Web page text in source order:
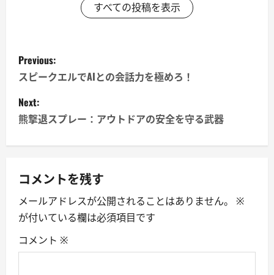
すべての投稿を表示
P
o
s
t
a
v
i
g
Previous:
スピークエルでAIとの会話力を極めろ！
Next:
熊撃退スプレー：アウトドアの安全を守る武器
コメントを残す
メールアドレスが公開されることはありません。
※
が付いている欄は必須項目です
コメント ※